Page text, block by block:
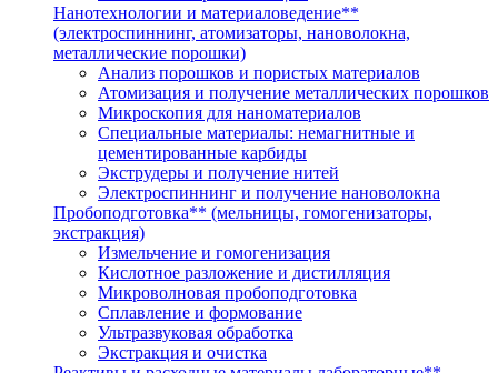
Нанотехнологии и материаловедение**
(электроспиннинг, атомизаторы, нановолокна,
металлические порошки)
Анализ порошков и пористых материалов
Атомизация и получение металлических порошков
Микроскопия для наноматериалов
Специальные материалы: немагнитные и
цементированные карбиды
Экструдеры и получение нитей
Электроспиннинг и получение нановолокна
Пробоподготовка** (мельницы, гомогенизаторы,
экстракция)
Измельчение и гомогенизация
Кислотное разложение и дистилляция
Микроволновая пробоподготовка
Сплавление и формование
Ультразвуковая обработка
Экстракция и очистка